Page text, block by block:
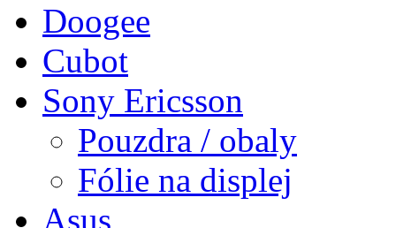
Doogee
Cubot
Sony Ericsson
Pouzdra / obaly
Fólie na displej
Asus